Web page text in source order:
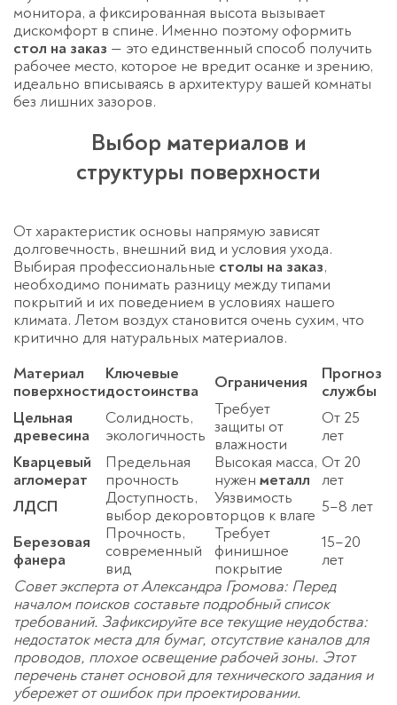
монитора, а фиксированная высота вызывает
дискомфорт в спине. Именно поэтому оформить
стол на заказ — это единственный способ получить
рабочее место, которое не вредит осанке и зрению,
идеально вписываясь в архитектуру вашей комнаты
без лишних зазоров.
Выбор материалов и
структуры поверхности
От характеристик основы напрямую зависят
долговечность, внешний вид и условия ухода.
Выбирая профессиональные столы на заказ,
необходимо понимать разницу между типами
покрытий и их поведением в условиях нашего
климата. Летом воздух становится очень сухим, что
критично для натуральных материалов.
Материал
поверхности
Ключевые
достоинства
Ограничения
Прогноз
службы
Цельная
древесина
Солидность,
экологичность
Требует
защиты от
влажности
От 25
лет
Кварцевый
агломерат
Предельная
прочность
Высокая масса,
нужен металл
От 20
лет
ЛДСП
Доступность,
выбор декоров
Уязвимость
торцов к влаге 5–8 лет
Березовая
фанера
Прочность,
современный
вид
Требует
финишное
покрытие
15–20
лет
Совет эксперта от Александра Громова: Перед
началом поисков составьте подробный список
требований. Зафиксируйте все текущие неудобства:
недостаток места для бумаг, отсутствие каналов для
проводов, плохое освещение рабочей зоны. Этот
перечень станет основой для технического задания и
убережет от ошибок при проектировании.